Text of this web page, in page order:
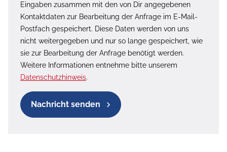
Eingaben zusammen mit den von Dir angegebenen
Kontaktdaten zur Bearbeitung der Anfrage im E-Mail-
Postfach gespeichert. Diese Daten werden von uns
nicht weitergegeben und nur so lange gespeichert, wie
sie zur Bearbeitung der Anfrage benötigt werden.
Weitere Informationen entnehme bitte unserem
Datenschutzhinweis.
Nachricht senden